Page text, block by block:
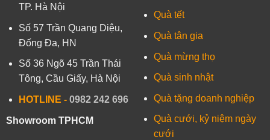
TP. Hà Nội
Số 57 Trần Quang Diệu,
Đống Đa, HN
Số 36 Ngõ 45 Trần Thái
Tông, Cầu Giấy, Hà Nội
HOTLINE - 0982 242 696
Showroom TPHCM
Quà tết
Quà tân gia
Quà mừng thọ
Quà sinh nhật
Quà tặng doanh nghiệp
Quà cưới, kỷ niệm ngày
cưới